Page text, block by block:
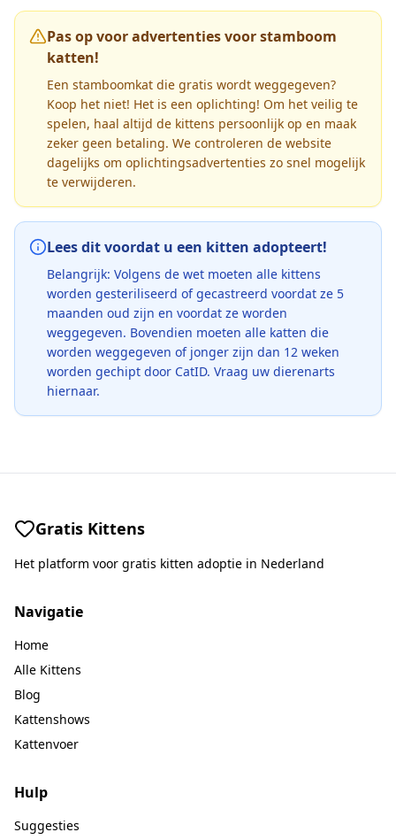
Pas op voor advertenties voor stamboom
katten!
Een stamboomkat die gratis wordt weggegeven?
Koop het niet! Het is een oplichting! Om het veilig te
spelen, haal altijd de kittens persoonlijk op en maak
zeker geen betaling. We controleren de website
dagelijks om oplichtingsadvertenties zo snel mogelijk
te verwijderen.
Lees dit voordat u een kitten adopteert!
Belangrijk: Volgens de wet moeten alle kittens
worden gesteriliseerd of gecastreerd voordat ze 5
maanden oud zijn en voordat ze worden
weggegeven. Bovendien moeten alle katten die
worden weggegeven of jonger zijn dan 12 weken
worden gechipt door CatID. Vraag uw dierenarts
hiernaar.
Gratis Kittens
Het platform voor gratis kitten adoptie in Nederland
Navigatie
Home
Alle Kittens
Blog
Kattenshows
Kattenvoer
Hulp
Suggesties